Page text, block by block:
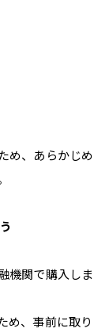
め、あらかじめ
機関で購入しま
め、事前に取り